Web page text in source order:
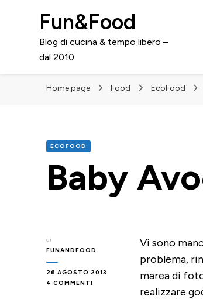
Fun&Food
Blog di cucina & tempo libero –
dal 2010
Home page Food EcoFood
ECOFOOD
Baby
di
FUNANDFOOD
26 AGOSTO 2013
4 COMMENTI
Vi sono
problema,
marea di
realizzare